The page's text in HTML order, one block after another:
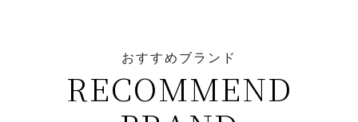
おすすめブランド
RECOMMEND